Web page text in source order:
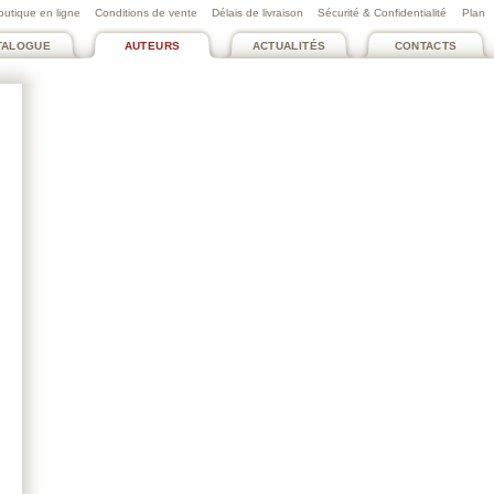
Plan
en ligne Conditions de vente Délais de livraison Sécurité & Confidentialité
CONTACTS
ACTUALITÉS
AUTEURS